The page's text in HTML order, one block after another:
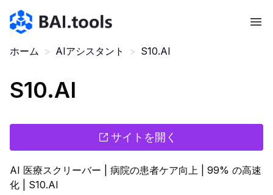
Bai.tools
ホーム > AIアシスタント > S10.AI
S10.AI
サイトを開く
AI 医療スクリーバー | 病院の患者ケア向上 | 99% の高速
化 | S10.AI